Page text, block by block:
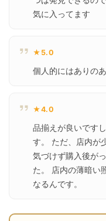
気に入ってます
★5.0
個人的にはありの
★4.0
品揃えが良いです
す。 ただ、店内が
気づけず購入後が
た。 店内の薄暗い
なるんです。